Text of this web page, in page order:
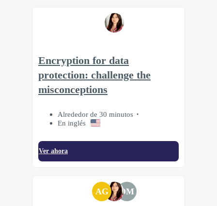
Encryption for data
protection: challenge the
misconceptions
Alrededor de 30 minutos
En inglés
Ver ahora
AG DM